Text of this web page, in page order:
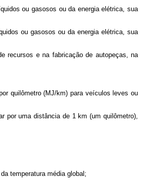
ou gasosos ou da energia elétrica, sua
ou gasosos ou da energia elétrica, sua
recursos e na fabricação de autopeças, na
quilômetro (MJ/km) para veículos leves ou
por uma distância de 1 km (um quilômetro),
temperatura média global;